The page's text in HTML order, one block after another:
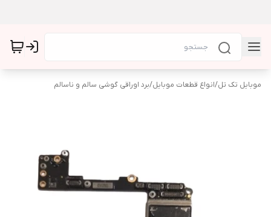
موبایل تک تل/انواع قطعات موبایل/برد اوراقی گوشی سالم و ناسالم